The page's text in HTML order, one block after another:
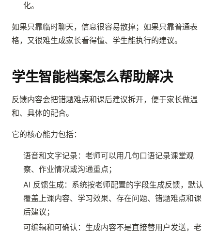
化。
如果只靠临时聊天，信息很容易散掉；如果只靠普通表
格，又很难生成家长看得懂、学生能执行的建议。
学生智能档案怎么帮助解决
反馈内容会把错题难点和课后建议拆开，便于家长做温
和、具体的配合。
它的核心能力包括：
语音和文字记录：老师可以用几句口语记录课堂观
察、作业情况或沟通重点；
AI 反馈生成：系统按老师配置的字段生成反馈，默认
覆盖上课内容、学习效果、存在问题、错题难点和课
后建议；
可编辑和可确认：生成内容不是直接替用户发送，老